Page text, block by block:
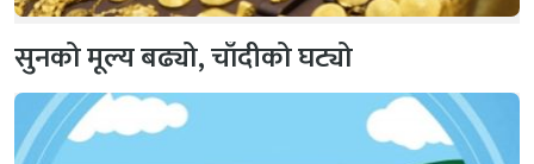
सुनको मूल्य बढ्यो, चाँदीको घट्यो